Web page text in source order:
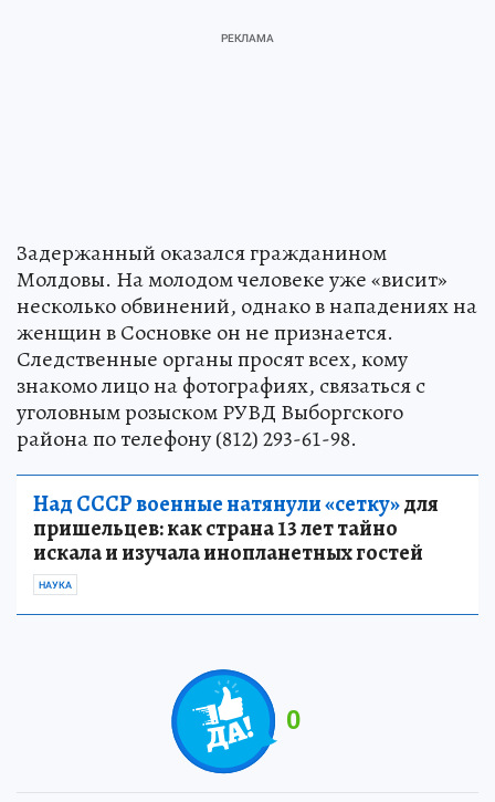
Задержанный оказался гражданином
Молдовы. На молодом человеке уже «висит»
несколько обвинений, однако в нападениях на
женщин в Сосновке он не признается.
Следственные органы просят всех, кому
знакомо лицо на фотографиях, связаться с
уголовным розыском РУВД Выборгского
района по телефону (812) 293-61-98.
Над СССР военные натянули «сетку»для
пришельцев: как страна 13 лет тайно
искала и изучала инопланетных гостей
НАУКА
0